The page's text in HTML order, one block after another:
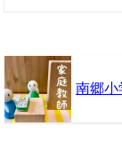
南郷小